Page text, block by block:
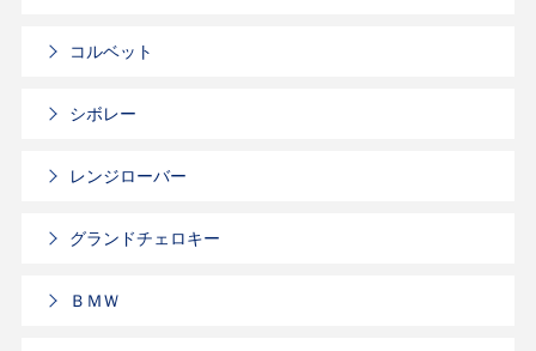
コルベット
シボレー
レンジローバー
グランドチェロキー
ＢＭＷ